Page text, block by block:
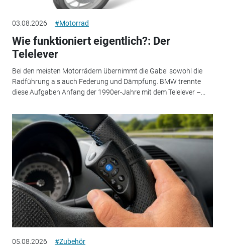
03.08.2026 #Motorrad
Wie funktioniert eigentlich?: Der
Telelever
Bei den meisten Motorrädern übernimmt die Gabel sowohl die
Radführung als auch Federung und Dämpfung. BMW trennte
diese Aufgaben Anfang der 1990er-Jahre mit dem Telelever –...
05.08.2026 #Zubehör